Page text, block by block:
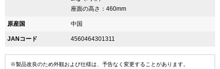
座面の高さ：460mm
原産国 中国
JANコード 4560464301311
※製品改良のため外観および仕様は、予告なく変更することがあります。